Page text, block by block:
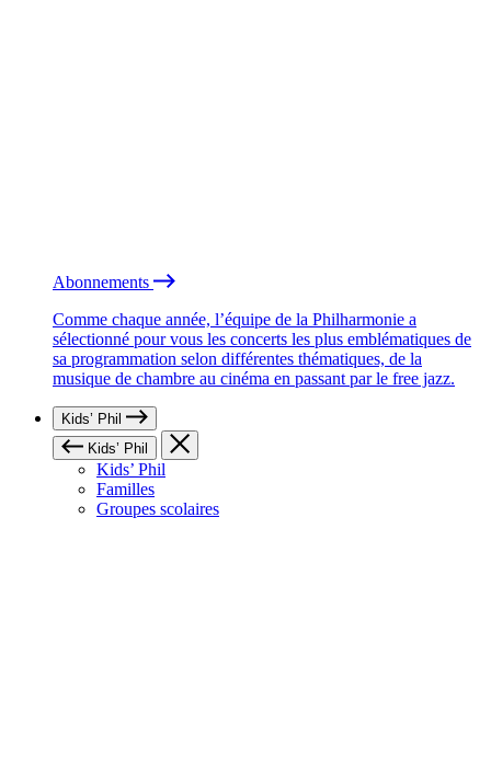
Abonnements
Comme chaque année, l’équipe de la Philharmonie a
sélectionné pour vous les concerts les plus emblématiques de
sa programmation selon différentes thématiques, de la
musique de chambre au cinéma en passant par le free jazz.
Kids’ Phil
Kids’ Phil
Kids’ Phil
Familles
Groupes scolaires